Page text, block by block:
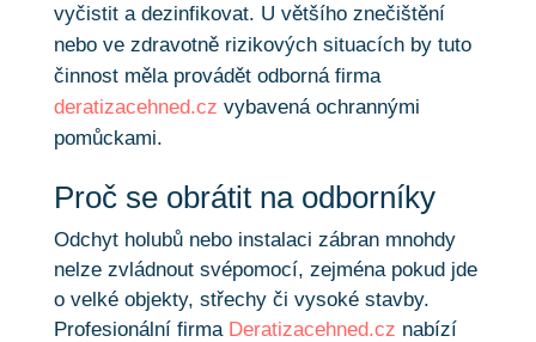
vyčistit a dezinfikovat. U většího znečištění
nebo ve zdravotně rizikových situacích by tuto
činnost měla provádět odborná firma
deratizacehned.cz vybavená ochrannými
pomůckami.
Proč se obrátit na odborníky
Odchyt holubů nebo instalaci zábran mnohdy
nelze zvládnout svépomocí, zejména pokud jde
o velké objekty, střechy či vysoké stavby.
Profesionální firma Deratizacehned.cz nabízí